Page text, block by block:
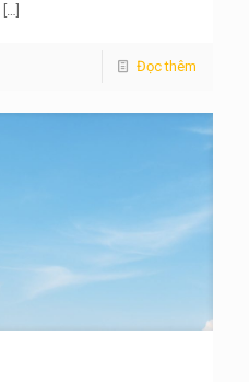
[…]
Đọc thêm